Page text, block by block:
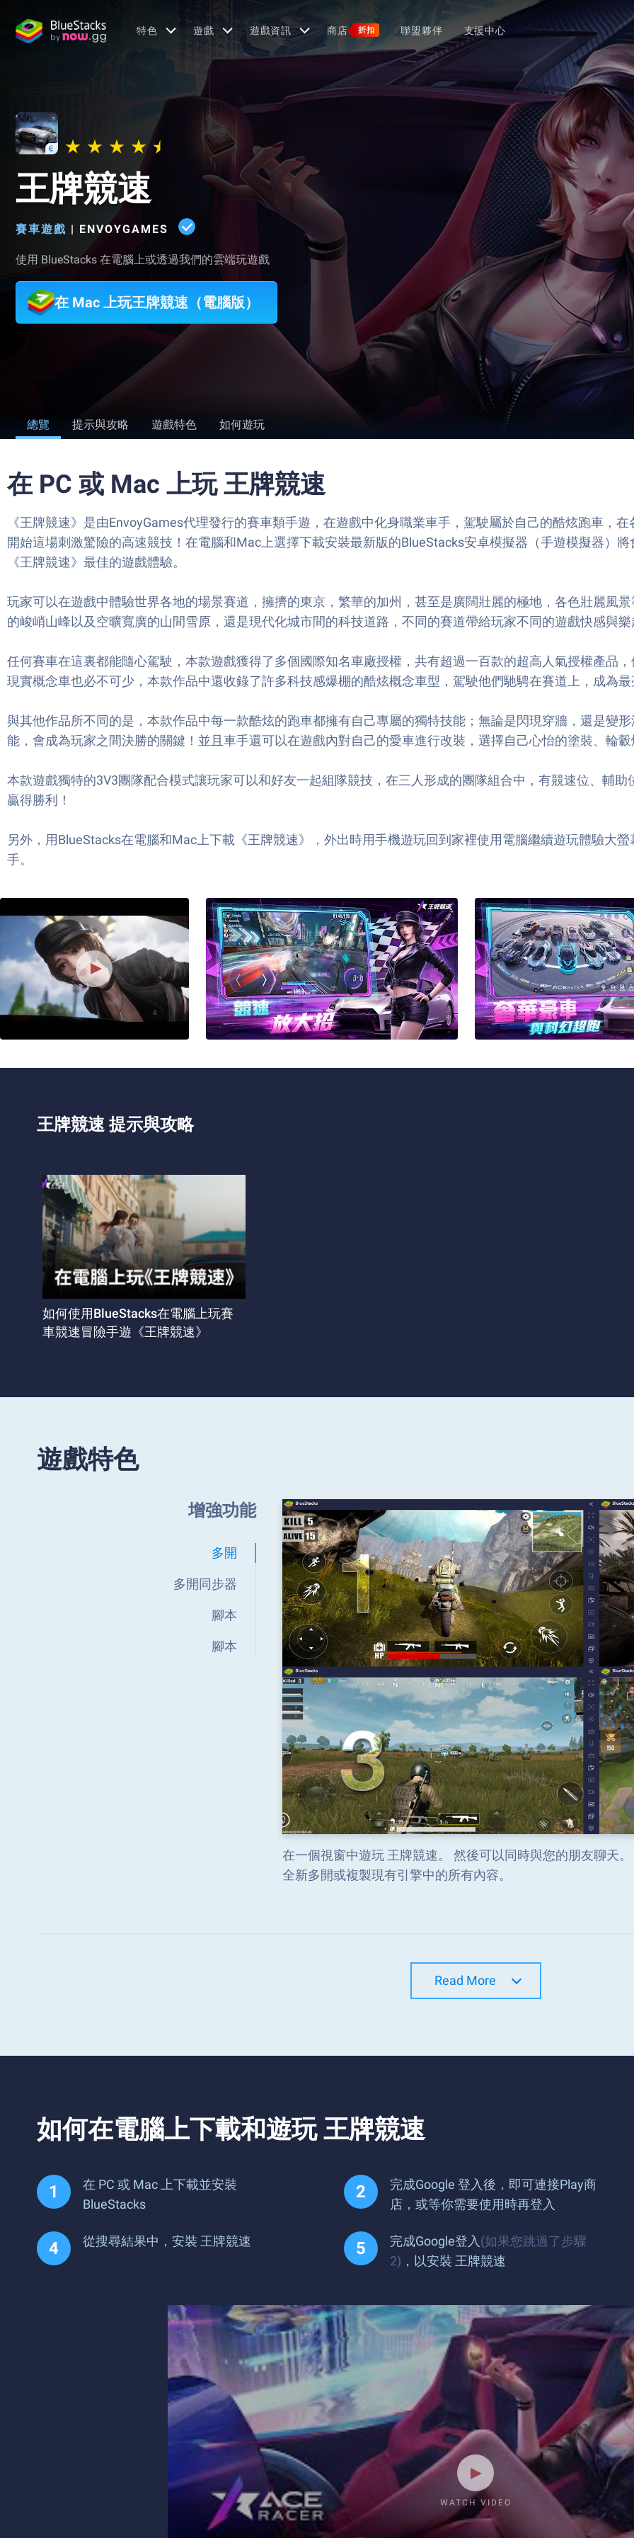
特色 遊戲 遊戲資訊 商店 折扣 聯盟夥伴 支援中心
王牌競速
賽車遊戲 | ENVOYGAMES
使用 BlueStacks 在電腦上或透過我們的雲端玩遊戲
在 Mac 上玩王牌競速（電腦版）
總覽 提示與攻略 遊戲特色 如何遊玩
在 PC 或 Mac 上玩 王牌競速
《王牌競速》是由EnvoyGames代理發行的賽車類手遊，在遊戲中化身職業車手，駕駛屬於自己的酷炫跑車，
開始這場刺激驚險的高速競技！在電腦和Mac上選擇下載安裝最新版的BlueStacks安卓模擬器（手遊模擬器）
《王牌競速》最佳的遊戲體驗。
玩家可以在遊戲中體驗世界各地的場景賽道，擁擠的東京，繁華的加州，甚至是廣闊壯麗的極地，各色壯麗風
的峻峭山峰以及空曠寬廣的山間雪原，還是現代化城市間的科技道路，不同的賽道帶給玩家不同的遊戲快感與
任何賽車在這裏都能隨心駕駛，本款遊戲獲得了多個國際知名車廠授權，共有超過一百款的超高人氣授權產品
現實概念車也必不可少，本款作品中還收錄了許多科技感爆棚的酷炫概念車型，駕駛他們馳騁在賽道上，成為
與其他作品所不同的是，本款作品中每一款酷炫的跑車都擁有自己專屬的獨特技能；無論是閃現穿牆，還是變
能，會成為玩家之間決勝的關鍵！並且車手還可以在遊戲內對自己的愛車進行改裝，選擇自己心怡的塗裝、輪
本款遊戲獨特的3V3團隊配合模式讓玩家可以和好友一起組隊競技，在三人形成的團隊組合中，有競速位、輔
贏得勝利！
另外，用BlueStacks在電腦和Mac上下載《王牌競速》，外出時用手機遊玩回到家裡使用電腦繼續遊玩體驗大
手。
王牌競速 提示與攻略
如何使用BlueStacks在電腦上玩賽
車競速冒險手遊《王牌競速》
遊戲特色
增強功能
多開
多開同步器
腳本
腳本
在一個視窗中遊玩 王牌競速。 然後可以同時與您的朋友聊天
全新多開或複製現有引擎中的所有內容。
Read More
如何在電腦上下載和遊玩 王牌競速
在 PC 或 Mac 上下載並安裝
BlueStacks
完成Google 登入後，即可連接Play商
店，或等你需要使用時再登入
從搜尋結果中，安裝 王牌競速 完成Google登入 (如果您跳過了步驟
2) ，以安裝 王牌競速
WATCH VIDEO